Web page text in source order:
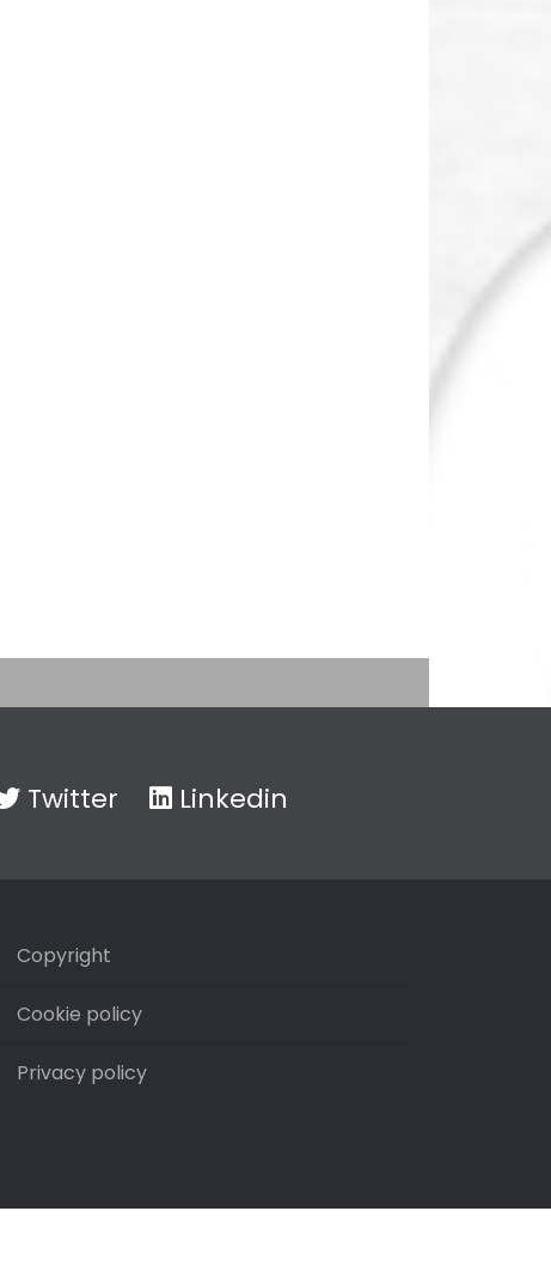
Twitter Linkedin
Copyright
Cookie policy
Privacy policy